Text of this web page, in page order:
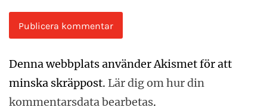
Denna webbplats använder Akismet för att
minska skräppost. Lär dig om hur din
kommentarsdata bearbetas.